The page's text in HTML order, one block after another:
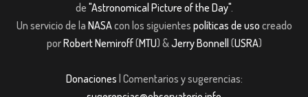
de "Astronomical Picture of the Day".
Un servicio de la NASAcon los siguientes políticas de uso creado
porRobert Nemiroff(MTU) &Jerry Bonnell (USRA)
Donaciones | Comentarios y sugerencias: